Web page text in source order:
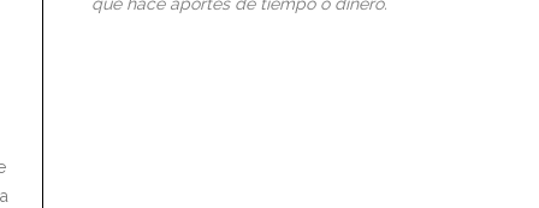
que hace aportes de tiempo o dinero.